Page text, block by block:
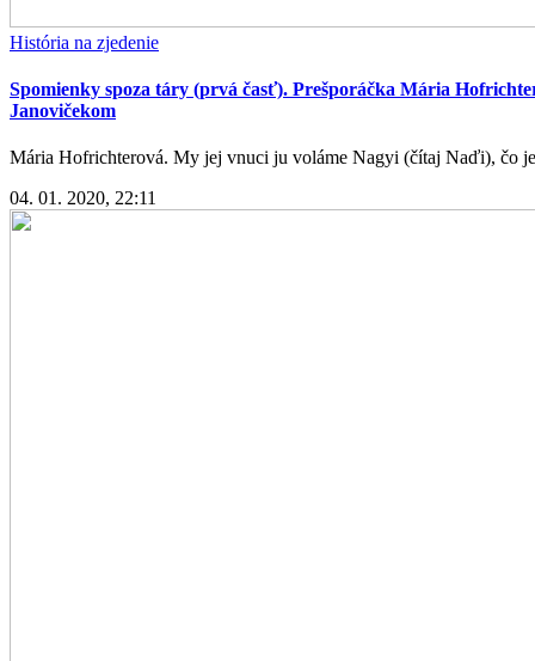
História na zjedenie
Spomienky spoza táry (prvá časť). Prešporáčka Mária
Janovičekom
Mária Hofrichterová. My jej vnuci ju voláme Nagyi (čítaj Naďi), čo
04. 01. 2020, 22:11